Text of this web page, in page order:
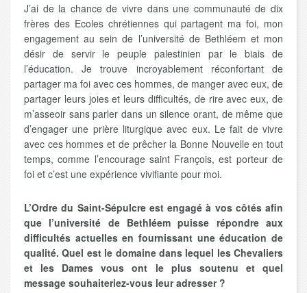
J’ai de la chance de vivre dans une communauté de dix
frères des Ecoles chrétiennes qui partagent ma foi, mon
engagement au sein de l’université de Bethléem et mon
désir de servir le peuple palestinien par le biais de
l’éducation. Je trouve incroyablement réconfortant de
partager ma foi avec ces hommes, de manger avec eux, de
partager leurs joies et leurs difficultés, de rire avec eux, de
m’asseoir sans parler dans un silence orant, de même que
d’engager une prière liturgique avec eux. Le fait de vivre
avec ces hommes et de prêcher la Bonne Nouvelle en tout
temps, comme l’encourage saint François, est porteur de
foi et c’est une expérience vivifiante pour moi.
L’Ordre du Saint-Sépulcre est engagé à vos côtés afin
que l’université de Bethléem puisse répondre aux
difficultés actuelles en fournissant une éducation de
qualité. Quel est le domaine dans lequel les Chevaliers
et les Dames vous ont le plus soutenu et quel
message souhaiteriez-vous leur adresser ?